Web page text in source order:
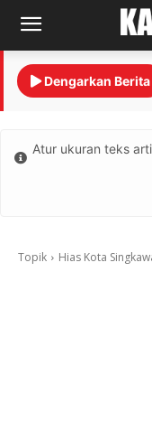
Dengarkan Berita
Atur ukuran teks
Topik Hias Kota